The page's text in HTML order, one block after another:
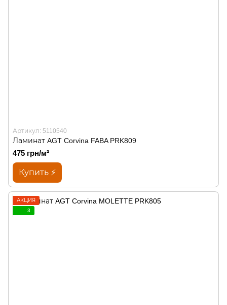
Артикул: 5110540
Ламинат AGT Corvina FABA PRK809
475 грн/м²
Купить ⚡
АКЦИЯ
3